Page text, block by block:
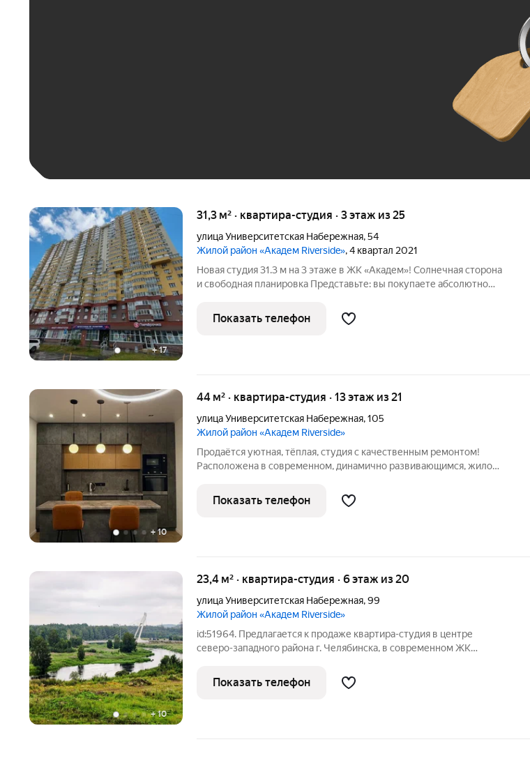
+17
31,3 м² · квартира-студия · 3 этаж из 25
улица Университетская Набережная,54
Жилой район «Академ Riverside», 4 квартал 2021
Новая студия 31.3 м на 3 этаже в ЖК «Академ»! Солнечная сторона
и свободная планировка Представьте: вы покупаете абсолютно
«чистый холст», где вы сможете воплотить дизайн-проект своей
мечты,
Показать телефон
+ 10
44 м² · квартира-студия · 13 этаж из 21
улица Университетская Набережная,105
Жилой район «Академ Riverside»
Продаётся уютная, тёплая, студия с качественным ремонтом!
Расположена в современном, динамично развивающимся, жилом
выполнен ремонт по дизайн проекту, качественными
материалами материалами!
Показать телефон
+10
23,4 м² · квартира-студия · 6 этаж из 20
улица Университетская Набережная,99
Жилой район «Академ Riverside»
id:51964. Предлагается к продаже квартира-студия в центре
северо-западного района г. Челябинска, в современном ЖК
этажного дома. С лоджии открывается замечательный вид на реку
Миасс и сосновый
Показать телефон